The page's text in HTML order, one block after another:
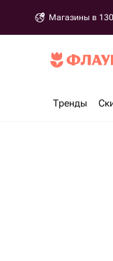
Магазины в
Тренды